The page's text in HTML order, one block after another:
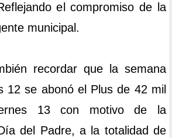
el compromiso de la
municipal.
recordar que la semana
12 se abonó el Plus de 42 mil
13 con motivo de la
del Padre, a la totalidad de